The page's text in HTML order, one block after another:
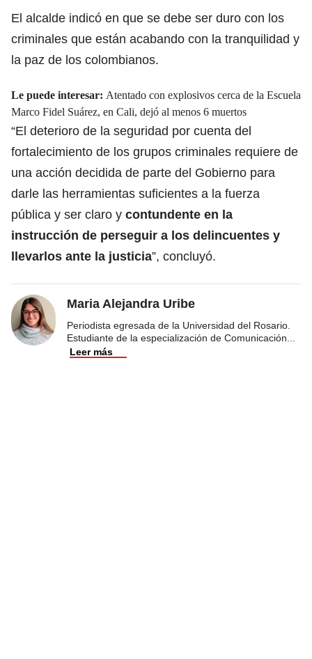
El alcalde indicó en que se debe ser duro con los
criminales que están acabando con la tranquilidad y
la paz de los colombianos.
Le puede interesar: Atentado con explosivos cerca de la Escuela
Marco Fidel Suárez, en Cali, dejó al menos 6 muertos
“El deterioro de la seguridad por cuenta del
fortalecimiento de los grupos criminales requiere de
una acción decidida de parte del Gobierno para
darle las herramientas suficientes a la fuerza
pública y ser claro y contundente en la
instrucción de perseguir a los delincuentes y
llevarlos ante la justicia”, concluyó.
Maria Alejandra Uribe
Periodista egresada de la Universidad del Rosario.
Estudiante de la especialización de Comunicación
Leer más